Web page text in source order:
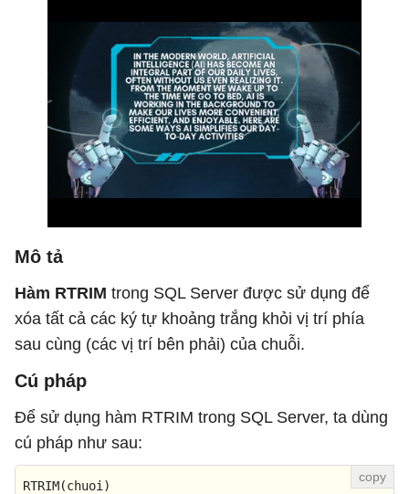
Mô tả
Hàm RTRIM trong SQL Server được sử dụng để
xóa tất cả các ký tự khoảng trắng khỏi vị trí phía
sau cùng (các vị trí bên phải) của chuỗi.
Cú pháp
Để sử dụng hàm RTRIM trong SQL Server, ta dùng
cú pháp như sau:
RTRIM(chuoi)